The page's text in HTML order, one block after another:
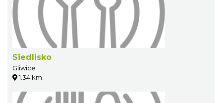
Siedlisko
Gliwice
1.34 km